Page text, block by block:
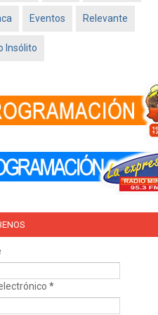
Eventos Relevante
Insólito
*